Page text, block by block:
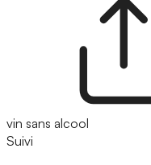
vin sans alcool
Suivi